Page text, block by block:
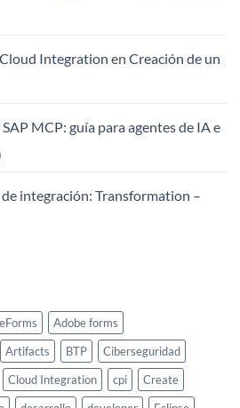
Integration en Creación de un
SAP MCP: guía para agentes de IA e
integración: Transformation –
Adobe forms
Artifacts BTP
Ciberseguridad
Cloud Integration cpi
Create